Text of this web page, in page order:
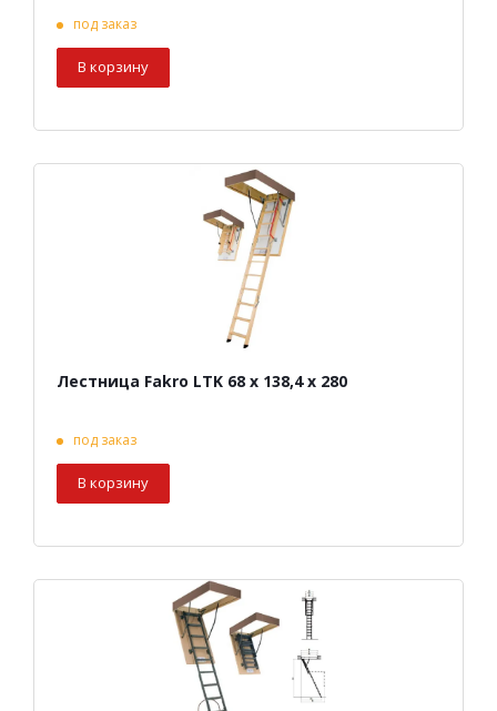
под заказ
В корзину
Лестница Fakro LTK 68 х 138,4 х 280
под заказ
В корзину